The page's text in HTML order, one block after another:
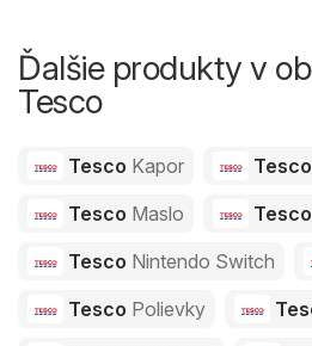
Ďalšie produkty v
Tesco
Tesco Kapor Tesco
Tesco Maslo Tesco
Tesco Nintendo Switch
Tesco Polievky